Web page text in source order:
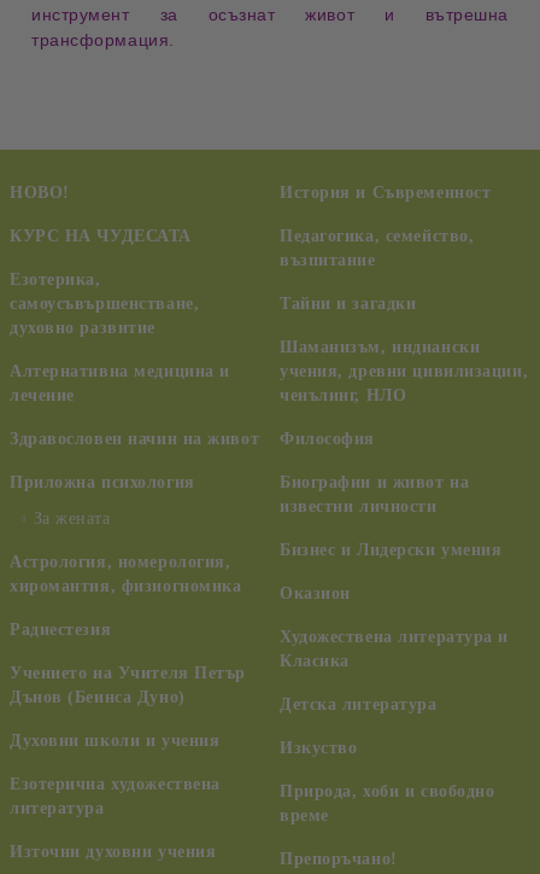
инструмент за осъзнат живот и вътрешна
трансформация
НОВО!
КУРС НА ЧУДЕСАТА
Езотерика,
самоусъвършенстване,
духовно развитие
Алтернативна медицина и
лечение
Здравословен начин на живот
Приложна психология
За жената
Астрология, номерология,
хиромантия, физиогномика
Радиестезия
Учението на Учителя Петър
Дънов (Беинса Дуно)
Духовни школи и учения
Езотерична художествена
литература
Източни духовни учения
История и Съвременност
Педагогика, семейство,
възпитание
Тайни и загадки
Шаманизъм, индиански
учения, древни цивилизации,
ченълинг, НЛО
Философия
Биографии и живот на
известни личности
Бизнес и Лидерски умения
Оказион
Художествена литература и
Класика
Детска литература
Изкуство
Природа, хоби и свободно
време
Препоръчано!